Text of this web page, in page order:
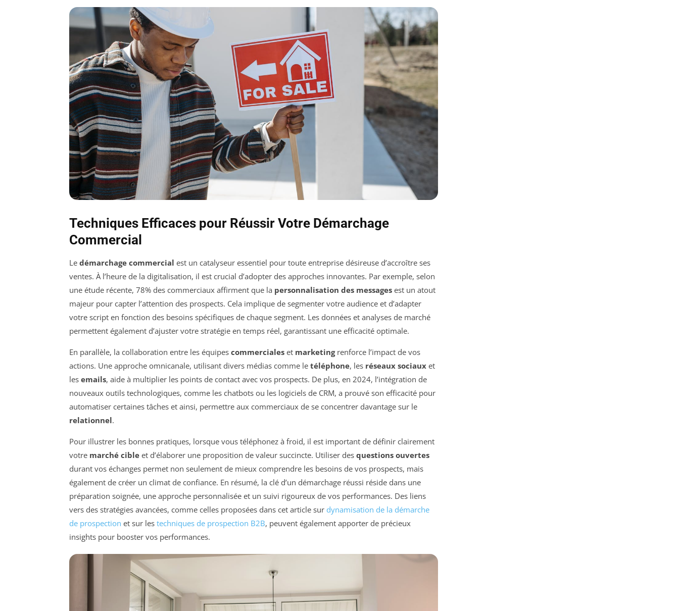
Techniques Efficaces pour Réussir Votre Démarchage
Commercial
Le démarchage commercial est un catalyseur essentiel pour toute entreprise désireuse d’accroître ses
ventes. À l’heure de la digitalisation, il est crucial d’adopter des approches innovantes. Par exemple, selon
une étude récente, 78% des commerciaux affirment que la personnalisation des messages est un atout
majeur pour capter l’attention des prospects. Cela implique de segmenter votre audience et d’adapter
votre script en fonction des besoins spécifiques de chaque segment. Les données et analyses de marché
permettent également d’ajuster votre stratégie en temps réel, garantissant une efficacité optimale.
En parallèle, la collaboration entre les équipes commerciales et marketingrenforce l’impact de vos
actions. Une approche omnicanale, utilisant divers médias comme le téléphone, les réseaux sociaux et
les emails, aide à multiplier les points de contact avec vos prospects. De plus, en 2024, l’intégration de
nouveaux outils technologiques, comme les chatbots ou les logiciels de CRM, a prouvé son efficacité pour
automatiser certaines tâches et ainsi, permettre aux commerciaux de se concentrer davantage sur le
relationnel.
Pour illustrer les bonnes pratiques, lorsque vous téléphonez à froid, il est important de définir clairement
votre marché cible et d’élaborer une proposition de valeur succincte. Utiliser des questions ouvertes
durant vos échanges permet non seulement de mieux comprendre les besoins de vos prospects, mais
également de créer un climat de confiance. En résumé, la clé d’un démarchage réussi réside dans une
préparation soignée, une approche personnalisée et un suivi rigoureux de vos performances. Des liens
vers des stratégies avancées, comme celles proposées dans cet article sur dynamisation de la démarche
de prospection et sur les techniques de prospection B2B, peuvent également apporter de précieux
insights pour booster vos performances.